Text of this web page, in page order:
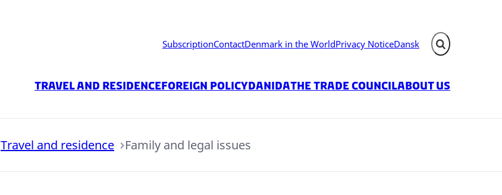
SubscriptionContactDenmark in the WorldPrivacy NoticeDansk Expand search
Travel and residenceForeign PolicyDanidaThe Trade CouncilAbout us
Travel and residence Family and legal issues